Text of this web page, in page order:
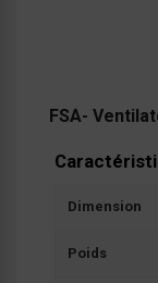
FSA-
Dimension
Poids